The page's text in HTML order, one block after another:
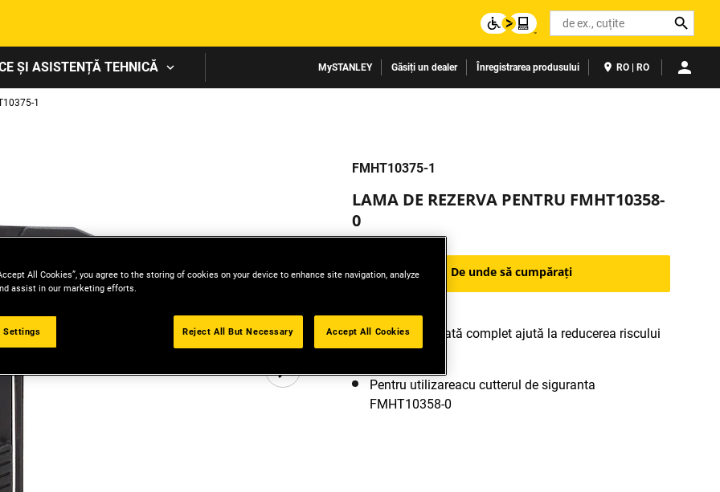
Search
ȘI ASISTENȚĂ TEHNICĂ MySTANLEY Găsiți un dealer Înregistrarea produsului RO | RO
1
FMHT10375-1
LAMA DE REZERVA PENTRU FMHT10358-
0
De unde să cumpărați
Lama încastrată complet ajută la reducerea riscului
de rănire
Pentru utilizareacu cutterul de siguranta
FMHT10358-0
All Cookies”, you agree to the storing of cookies on your device to enhance site navigation, analyze
assist in our marketing efforts.
Settings Reject All But Necessary Accept All Cookies